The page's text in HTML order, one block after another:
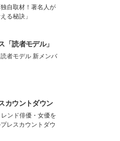
自取材！著名人が
る秘訣」
「読者モデル」
者モデル 新メンバ
カウントダウン
ンド俳優・女優を
レスカウントダウ